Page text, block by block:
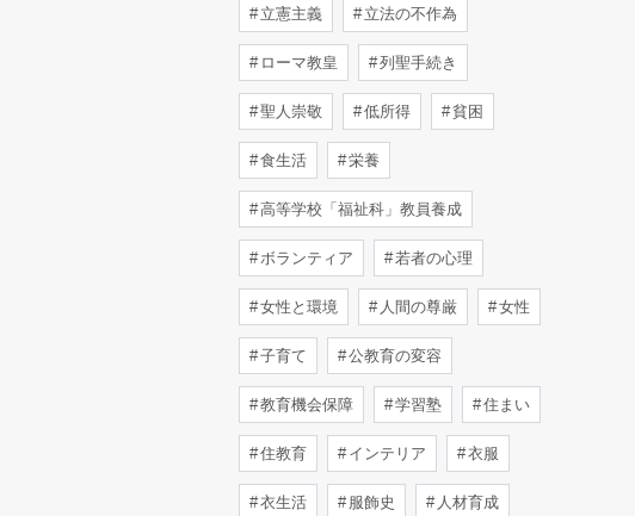
立憲主義 立法の不作為
ローマ教皇 列聖手続き
聖人崇敬 低所得 貧困
食生活 栄養
高等学校「福祉科」教員養成
ボランティア 若者の心理
女性と環境 人間の尊厳 女性
子育て 公教育の変容
教育機会保障 学習塾 住まい
住教育 インテリア 衣服
衣生活 服飾史 人材育成